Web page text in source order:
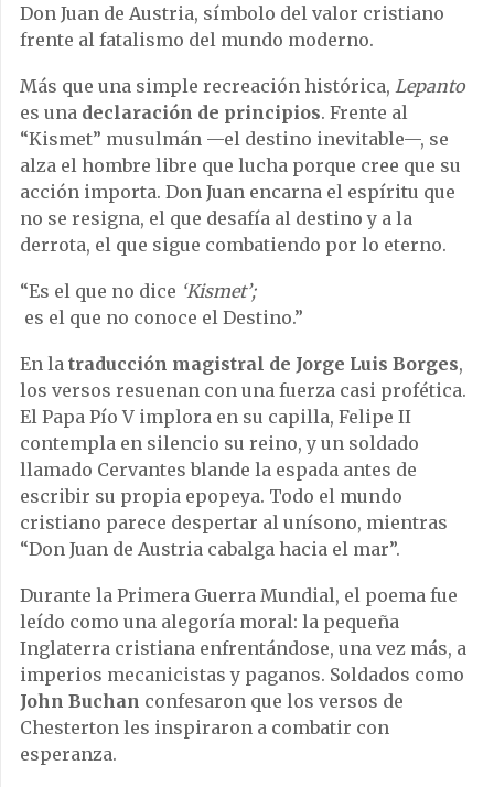
Don Juan de Austria, símbolo del valor cristiano
frente al fatalismo del mundo moderno.
Más que una simple recreación histórica, Lepanto
es una declaración de principios. Frente al
“Kismet” musulmán —el destino inevitable—, se
alza el hombre libre que lucha porque cree que su
acción importa. Don Juan encarna el espíritu que
no se resigna, el que desafía al destino y a la
derrota, el que sigue combatiendo por lo eterno.
“Es el que no dice ‘Kismet’;
es el que no conoce el Destino.”
En la traducción magistral de Jorge Luis Borges,
los versos resuenan con una fuerza casi profética.
El Papa Pío V implora en su capilla, Felipe II
contempla en silencio su reino, y un soldado
llamado Cervantes blande la espada antes de
escribir su propia epopeya. Todo el mundo
cristiano parece despertar al unísono, mientras
“Don Juan de Austria cabalga hacia el mar”.
Durante la Primera Guerra Mundial, el poema fue
leído como una alegoría moral: la pequeña
Inglaterra cristiana enfrentándose, una vez más, a
imperios mecanicistas y paganos. Soldados como
John Buchan confesaron que los versos de
Chesterton les inspiraron a combatir con
esperanza.